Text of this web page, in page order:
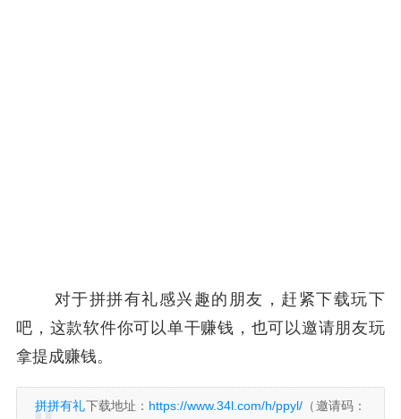
对于拼拼有礼感兴趣的朋友，赶紧下载玩下
吧，这款软件你可以单干赚钱，也可以邀请朋友玩
拿提成赚钱。
拼拼有礼下载地址： https://www.34l.com/h/ppyl/ （邀请码：